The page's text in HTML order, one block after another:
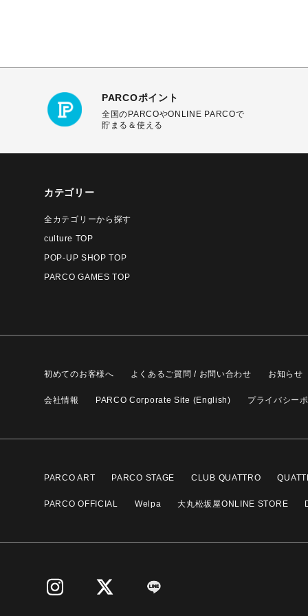
PARCOポイント
全国のPARCOやONLINE PARCOで
貯まる＆使える
カテゴリー
全カテゴリーから探す
culture TOP
POP-UP SHOP TOP
PARCO GAMES TOP
初めてのお客様へ よくあるご質問 / お問い合わせ お知らせ
会社情報 PARCO Corporate Site (English) プライバシー
PARCO ART PARCO STAGE CLUB QUATTRO
PARCO OFFICIAL Welpa 大丸松坂屋ONLINE STORE